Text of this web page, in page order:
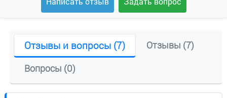
Отзывы и вопросы (7)
Отзывы (7)
Вопросы (0)